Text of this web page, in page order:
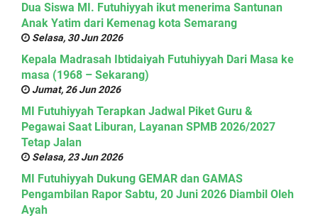
Dua Siswa MI. Futuhiyyah ikut menerima Santunan
Anak Yatim dari Kemenag kota Semarang
Selasa, 30 Jun 2026
Kepala Madrasah Ibtidaiyah Futuhiyyah Dari Masa ke
masa (1968 – Sekarang)
Jumat, 26 Jun 2026
MI Futuhiyyah Terapkan Jadwal Piket Guru &
Pegawai Saat Liburan, Layanan SPMB 2026/2027
Tetap Jalan
Selasa, 23 Jun 2026
MI Futuhiyyah Dukung GEMAR dan GAMAS
Pengambilan Rapor Sabtu, 20 Juni 2026 Diambil Oleh
Ayah